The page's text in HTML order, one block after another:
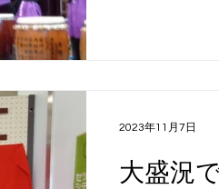
大盛況
2023年11月7日